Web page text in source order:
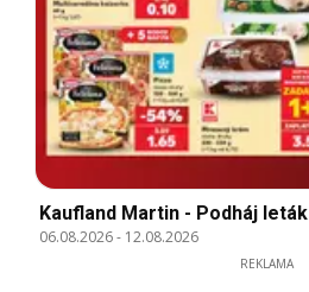
Kaufland Martin - Podháj leták
06.08.2026- 12.08.2026
REKLAMA